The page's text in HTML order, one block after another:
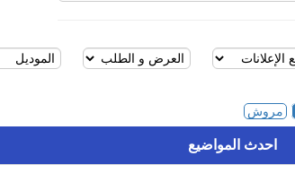
مروش
احدث المواضيع